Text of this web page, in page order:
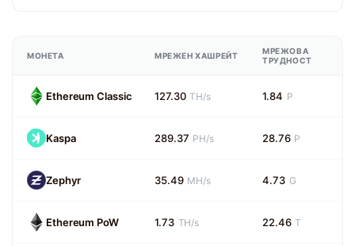
МОНЕТА МРЕЖЕН ХАШРЕЙТ
МРЕЖОВА
ТРУДНОСТ
Ethereum Classic 127.30 TH/s 1.84 P
Kaspa 289.37 PH/s 28.76 P
Zephyr 35.49 MH/s 4.73 G
Ethereum PoW 1.73 TH/s 22.46 T